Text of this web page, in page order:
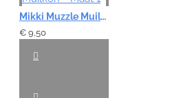
Mikki Muzzle Muilkorf - Maat 1
€ 9,50